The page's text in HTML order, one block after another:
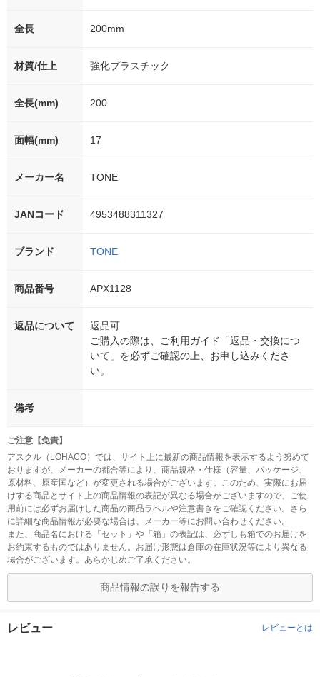
全長 200mm
材質/仕上 強化プラスチック
全長(mm) 200
面幅(mm) 17
メーカー名 TONE
JANコード 4953488311327
ブランド TONE
商品番号 APX1128
返品について
返品可
ご購入の際は、ご利用ガイド「返品・交換につ
いて」を必ずご確認の上、お申し込みくださ
い。
備考
ご注意【免責】
アスクル（LOHACO）では、サイト上に最新の商品情報を表示するよう努めて
おりますが、メーカーの都合等により、商品規格・仕様（容量、パッケージ、
原材料、原産国など）が変更される場合がございます。このため、実際にお届
けする商品とサイト上の商品情報の表記が異なる場合がございますので、ご使
用前には必ずお届けした商品の商品ラベルや注意書きをご確認ください。さら
に詳細な商品情報が必要な場合は、メーカー等にお問い合わせください。
また、商品名における「セット」や「箱」の表記は、必ずしも箱でのお届けを
お約束するものではありません。お届け形態は倉庫の在庫状況等により異なる
場合がございます。あらかじめご了承ください。
商品情報の誤りを報告する
レビュー レビューとは